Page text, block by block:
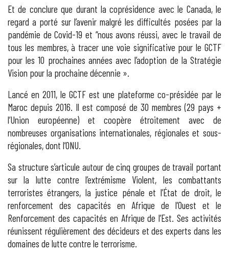
Et de conclure que durant la coprésidence avec le Canada, le
regard a porté sur l’avenir malgré les difficultés posées par la
pandémie de Covid-19 et “nous avons réussi, avec le travail de
tous les membres, à tracer une voie significative pour le GCTF
pour les 10 prochaines années avec l’adoption de la Stratégie
Vision pour la prochaine décennie ».
Lancé en 2011, le GCTF est une plateforme co-présidée par le
Maroc depuis 2016. Il est composé de 30 membres (29 pays +
l’Union européenne) et coopère étroitement avec de
nombreuses organisations internationales, régionales et sous-
régionales, dont l’ONU.
Sa structure s’articule autour de cinq groupes de travail portant
sur la lutte contre l’extrémisme Violent, les combattants
terroristes étrangers, la justice pénale et l’État de droit, le
renforcement des capacités en Afrique de l’Ouest et le
Renforcement des capacités en Afrique de l’Est. Ses activités
réunissent régulièrement des décideurs et des experts dans les
domaines de lutte contre le terrorisme.